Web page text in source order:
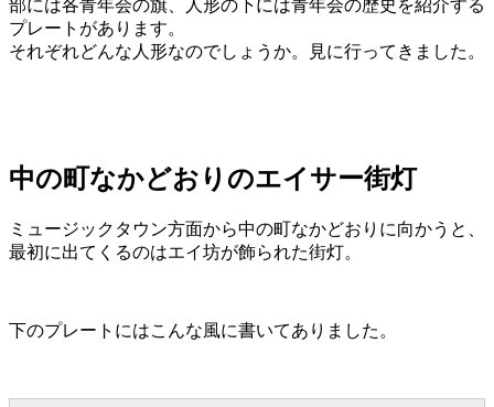
部には各青年会の旗、人形の下には青年会の歴史を紹介する
プレートがあります。
それぞれどんな人形なのでしょうか。見に行ってきました。
中の町なかどおりのエイサー街灯
ミュージックタウン方面から中の町なかどおりに向かうと、
最初に出てくるのはエイ坊が飾られた街灯。
下のプレートにはこんな風に書いてありました。